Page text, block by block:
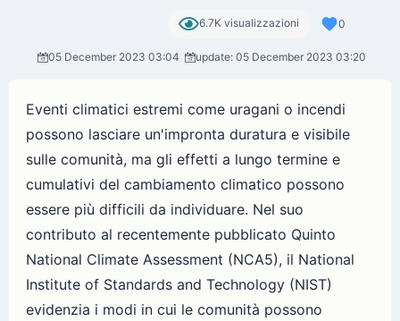
6.7K visualizzazioni 0
05 December 2023 03:04 update: 05 December 2023 03:20
Eventi climatici estremi come uragani o incendi
possono lasciare un'impronta duratura e visibile
sulle comunità, ma gli effetti a lungo termine e
cumulativi del cambiamento climatico possono
essere più difficili da individuare. Nel suo
contributo al recentemente pubblicato Quinto
National Climate Assessment (NCA5), il National
Institute of Standards and Technology (NIST)
evidenzia i modi in cui le comunità possono